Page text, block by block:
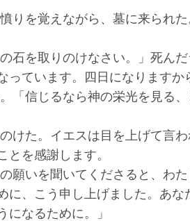
りを覚えながら、墓に来られ
石を取りのけなさい。」死ん
ています。四日になりますか
「信じるなら神の栄光を見る
けた。イエスは目を上げて言
を感謝します。
願いを聞いてくださると、わ
に、こう申し上げました。あな
になるために。」